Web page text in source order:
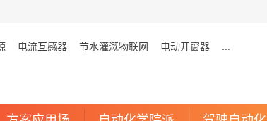
电流互感器 节水灌溉物联网 电动开窗器